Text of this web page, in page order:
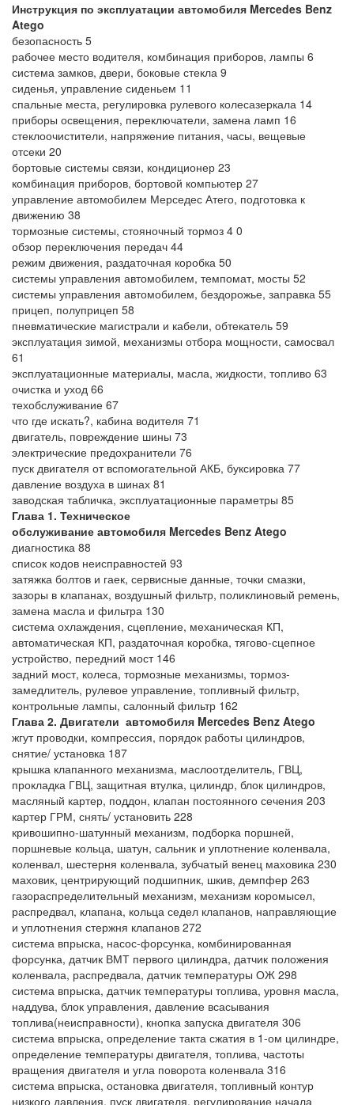
Инструкция по эксплуатации автомобиля Mercedes Benz
Atego
безопасность 5
рабочее место водителя, комбинация приборов, лампы 6
система замков, двери, боковые стекла 9
сиденья, управление сиденьем 11
спальные места, регулировка рулевого колесазеркала 14
приборы освещения, переключатели, замена ламп 16
стеклоочистители, напряжение питания, часы, вещевые
отсеки 20
бортовые системы связи, кондиционер 23
комбинация приборов, бортовой компьютер 27
управление автомобилем Мерседес Атего, подготовка к
движению 38
тормозные системы, стояночный тормоз 4 0
обзор переключения передач 44
режим движения, раздаточная коробка 50
системы управления автомобилем, темпомат, мосты 52
системы управления автомобилем, бездорожье, заправка 55
прицеп, полуприцеп 58
пневматические магистрали и кабели, обтекатель 59
эксплуатация зимой, механизмы отбора мощности, самосвал
61
эксплуатационные материалы, масла, жидкости, топливо 63
очистка и уход 66
техобслуживание 67
что где искать?, кабина водителя 71
двигатель, повреждение шины 73
электрические предохранители 76
пуск двигателя от вспомогательной АКБ, буксировка 77
давление воздуха в шинах 81
заводская табличка, эксплуатационные параметры 85
Глава 1. Техническое
обслуживание автомобиля Mercedes Benz Atego
диагностика 88
список кодов неисправностей 93
затяжка болтов и гаек, сервисные данные, точки смазки,
зазоры в клапанах, воздушный фильтр, поликлиновый ремень,
замена масла и фильтра 130
система охлаждения, сцепление, механическая КП,
автоматическая КП, раздаточная коробка, тягово-сцепное
устройство, передний мост 146
задний мост, колеса, тормозные механизмы, тормоз-
замедлитель, рулевое управление, топливный фильтр,
контрольные лампы, салонный фильтр 162
Глава 2. Двигатели автомобиля Mercedes Benz Atego
жгут проводки, компрессия, порядок работы цилиндров,
снятие/ установка 187
крышка клапанного механизма, маслоотделитель, ГВЦ,
прокладка ГВЦ, защитная втулка, цилиндр, блок цилиндров,
масляный картер, поддон, клапан постоянного сечения 203
картер ГРМ, снять/ установить 228
кривошипно-шатунный механизм, подборка поршней,
поршневые кольца, шатун, сальник и уплотнение коленвала,
коленвал, шестерня коленвала, зубчатый венец маховика 230
маховик, центрирующий подшипник, шкив, демпфер 263
газораспределительный механизм, механизм коромысел,
распредвал, клапана, кольца седел клапанов, направляющие
и уплотнения стержня клапанов 272
система впрыска, насос-форсунка, комбинированная
форсунка, датчик ВМТ первого цилиндра, датчик положения
коленвала, распредвала, датчик температуры ОЖ 298
система впрыска, датчик температуры топлива, уровня масла,
наддува, блок управления, давление всасывания
топлива(неисправности), кнопка запуска двигателя 306
система впрыска, определение такта сжатия в 1-ом цилиндре,
определение температуры двигателя, топлива, частоты
вращения двигателя и угла поворота коленвала 316
система впрыска, остановка двигателя, топливный контур
низкого давления, пуск двигателя, регулирование начала